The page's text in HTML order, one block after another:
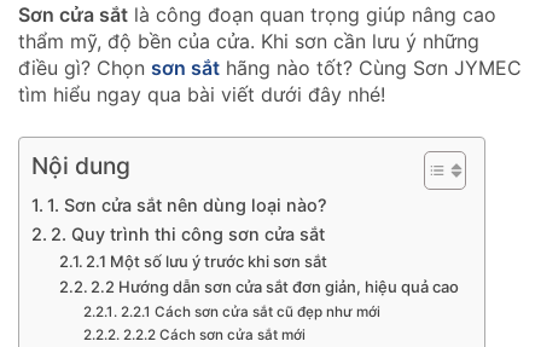
Sơn cửa sắt là công đoạn quan trọng giúp nâng cao
thẩm mỹ, độ bền của cửa. Khi sơn cần lưu ý những
điều gì? Chọn sơn sắt hãng nào tốt? Cùng Sơn JYMEC
tìm hiểu ngay qua bài viết dưới đây nhé!
Nội dung
1. Sơn cửa sắt nên dùng loại nào?
2. Quy trình thi công sơn cửa sắt
2.1 Một số lưu ý trước khi sơn sắt
2.2 Hướng dẫn sơn cửa sắt đơn giản, hiệu quả cao
2.2.1 Cách sơn cửa sắt cũ đẹp như mới
2.2.2 Cách sơn cửa sắt mới